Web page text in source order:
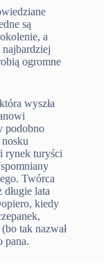
są
a
najbardziej
ogromne
wyszła
podobno
rynek turyści
Twórca
lata
kiedy
tak nazwał
pana.